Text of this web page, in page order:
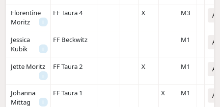
Florentine
Moritz
i
FF Taura 4 X M3
Jessica
Kubik
i
FF Beckwitz M1
Jette Moritz
i
FF Taura 2 X M1
Johanna
Mittag
i
FF Taura 1 X M1